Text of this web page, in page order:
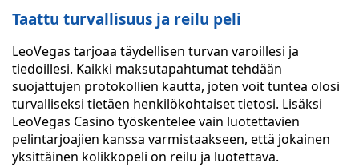
Taattu turvallisuus ja reilu peli
LeoVegas tarjoaa täydellisen turvan varoillesi ja
tiedoillesi. Kaikki maksutapahtumat tehdään
suojattujen protokollien kautta, joten voit tuntea olosi
turvalliseksi tietäen henkilökohtaiset tietosi. Lisäksi
LeoVegas Casino työskentelee vain luotettavien
pelintarjoajien kanssa varmistaakseen, että jokainen
yksittäinen kolikkopeli on reilu ja luotettava.